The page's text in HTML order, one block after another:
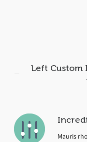
Left Custom
Mauris